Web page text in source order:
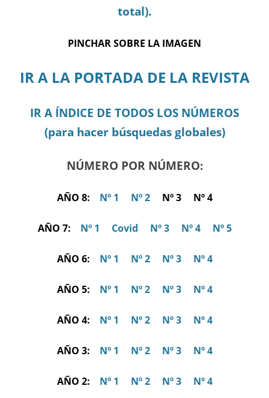
total).
PINCHAR SOBRE LA IMAGEN
IR A LA PORTADA DE LA REVISTA
IR A ÍNDICE DE TODOS LOS NÚMEROS
(para hacer búsquedas globales)
NÚMERO POR NÚMERO:
AÑO 8: Nº 1 Nº 2Nº 3 Nº 4
AÑO 7: Nº 1 Covid Nº 3 Nº 4 Nº 5
AÑO 6: Nº 1 Nº 2 Nº 3 Nº 4
AÑO 5: Nº 1 Nº 2 Nº 3 Nº 4
AÑO 4: Nº 1 Nº 2 Nº 3 Nº 4
AÑO 3: Nº 1 Nº 2 Nº 3 Nº 4
AÑO 2: Nº 1 Nº 2 Nº 3 Nº 4